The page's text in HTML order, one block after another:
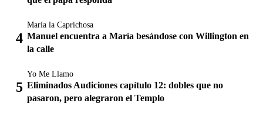
María la Caprichosa
Manuel encuentra a María besándose con Willington en
la calle
Yo Me Llamo
Eliminados Audiciones capítulo 12: dobles que no
pasaron, pero alegraron el Templo